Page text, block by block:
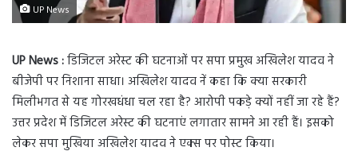
UP News
UP News :डिजिटल अरेस्ट की घटनाओं पर सपा प्रमुख अखिलेश यादव ने
बीजेपी पर निशाना साधा। अखिलेश यादव नें कहा कि क्या सरकारी
मिलीभगत से यह गोरखधंधा चल रहा है? आरोपी पकड़े क्यों नहीं जा रहे हैं?
उत्तर प्रदेश में डिजिटल अरेस्ट की घटनाएं लगातार सामने आ रही हैं। इसको
लेकर सपा मुखिया अखिलेश यादव ने एक्स पर पोस्ट किया।